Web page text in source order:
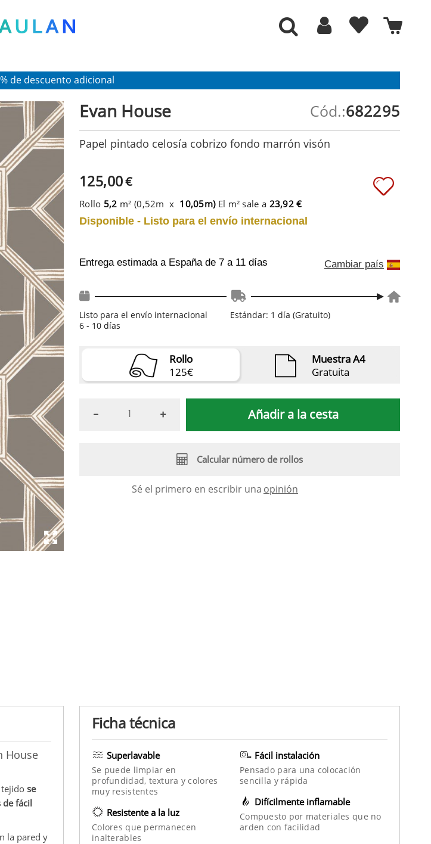
de descuento adicional
House
tejido se
de fácil
la pared y
Evan House 682295
Cód.:
Papel pintado celosía cobrizo fondo marrón visón
125,00€
Rollo 5,2 m² (0,52m x 10,05m) El m² sale a 23,92 €
Disponible - Listo para el envío internacional
Entrega estimada a España de 7 a 11 días Cambiar país
Listo para el envío internacional
6 - 10 días
Estándar: 1 día (Gratuito)
Rollo
125€
Muestra A4
Gratuita
Añadir a la cesta
Calcular número de rollos
Sé el primero en escribir una opinión
Ficha técnica
Superlavable
Se puede limpiar en
profundidad, textura y colores
muy resistentes
Resistente a la luz
Colores que permanecen
inalterables
Fácil instalación
Pensado para una colocación
sencilla y rápida
Difícilmente inflamable
Compuesto por materiales que no
arden con facilidad